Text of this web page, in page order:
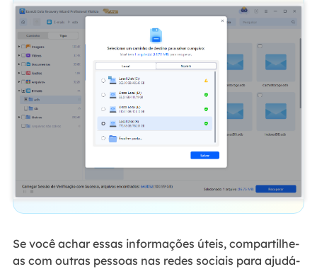
Se você achar essas informações úteis, compartilhe-
as com outras pessoas nas redes sociais para ajudá-